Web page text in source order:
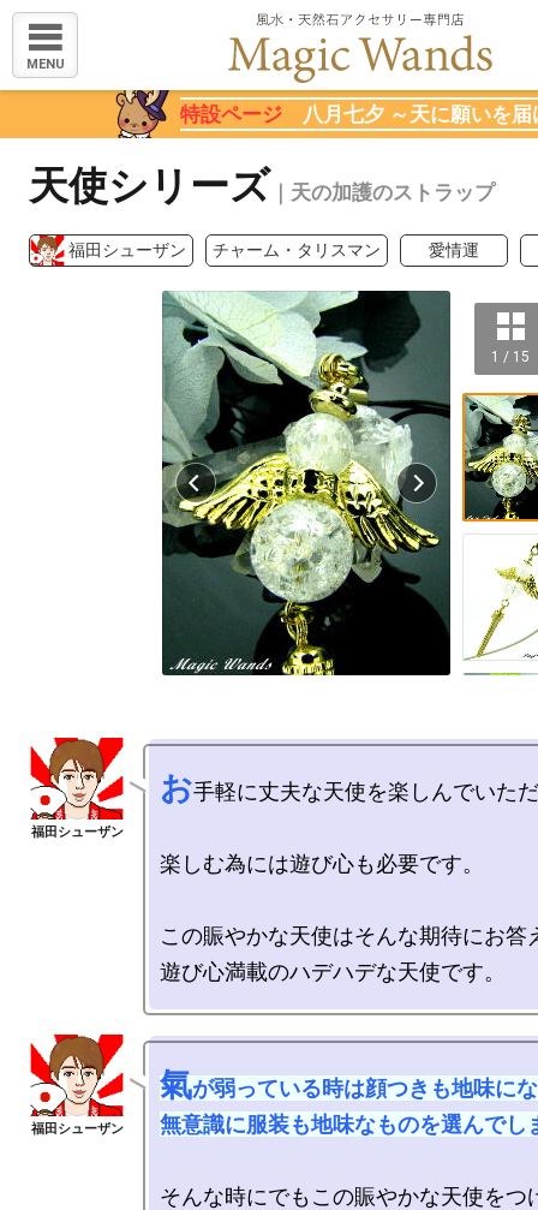
MENU
特設ページ 八月七夕 ～天に願いを届
天使シリーズ ｜天の加護のストラップ
福田シューザン チャーム・タリスマン 愛情運
1 / 15
お手軽に丈夫な天使を楽しんでいた
楽しむ為には遊び心も必要です。
この賑やかな天使はそんな期待にお答
氣が弱っている時は顔つきも地味に
無意識に服装も地味なものを選んでし
そんな時にでもこの賑やかな天使をつ